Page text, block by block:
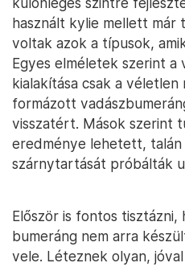
használt kylie mellett
voltak azok a típusok,
Egyes elméletek szerint a
kialakítása csak a
formázott
visszatért. Mások szerint
eredménye lehetett, talán
szárnytartását próbálták
Először is fontos tisztázni,
bumeráng nem arra
vele. Léteznek olyan,